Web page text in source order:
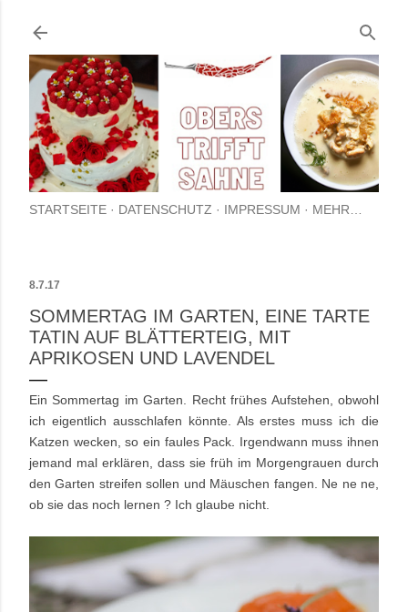
STARTSEITE DATENSCHUTZ IMPRESSUM MEHR…
8.7.17
SOMMERTAG IM GARTEN, EINE TARTE
TATIN AUF BLÄTTERTEIG, MIT
APRIKOSEN UND LAVENDEL
Ein Sommertag im Garten. Recht frühes Aufstehen, obwohl
ich eigentlich ausschlafen könnte. Als erstes muss ich die
Katzen wecken, so ein faules Pack. Irgendwann muss ihnen
jemand mal erklären, dass sie früh im Morgengrauen durch
den Garten streifen sollen und Mäuschen fangen. Ne ne ne,
ob sie das noch lernen ? Ich glaube nicht.